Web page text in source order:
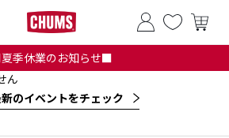
季休業のお知らせ■
ん
のイベントをチェック